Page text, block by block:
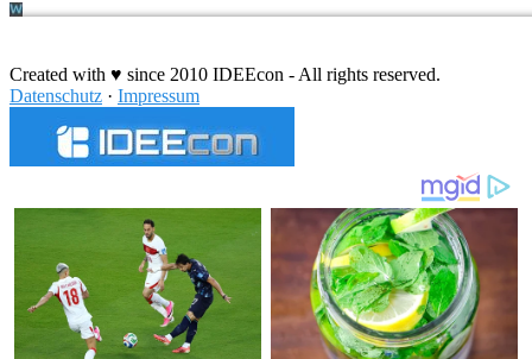
Created with ♥ since 2010 IDEEcon - All rights reserved.
Datenschutz · Impressum